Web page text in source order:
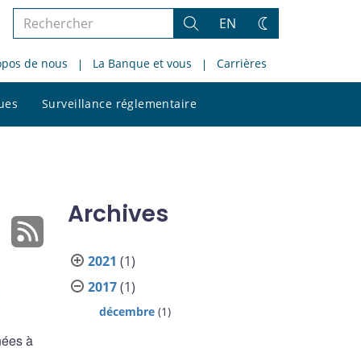
Rechercher
le
site
Rechercher
EN
Changez
thème
de nous La Banque et vous Carrières
Surveillance réglementaire
le
à
Archives
2021 (1)
2017(1)
décembre (1)